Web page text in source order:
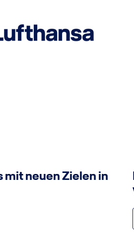
mit neuen Zielen in